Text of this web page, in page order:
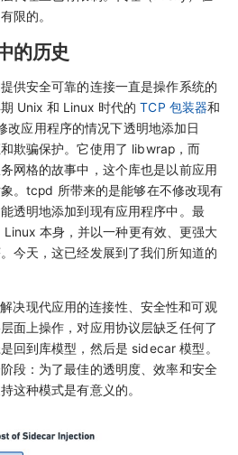
限的。
的历史
供安全可靠的连接一直是操作系统的
Unix 和 Linux 时代的TCP 包装器和
应用程序的情况下透明地添加日
欺骗保护。它使用了 libwrap，而
网格的故事中，这个库也是以前应用
。tcpd 所带来的是能够在不修改现有
透明地添加到现有应用程序中。最
本身，并以一种更有效、更强大
今天，这已经发展到了我们所知道的
决现代应用的连接性、安全性和可观
面上操作，对应用协议层缺乏任何了
回到库模型，然后是 sidecar 模型。
段：为了最佳的透明度、效率和安全
这种模式是有意义的。